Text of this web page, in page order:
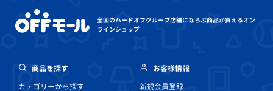
全国のハードオフグループ店舗にならぶ商品が買えるオン
ラインショップ
商品を探す
カテゴリーから探す
お客様情報
新規会員登録